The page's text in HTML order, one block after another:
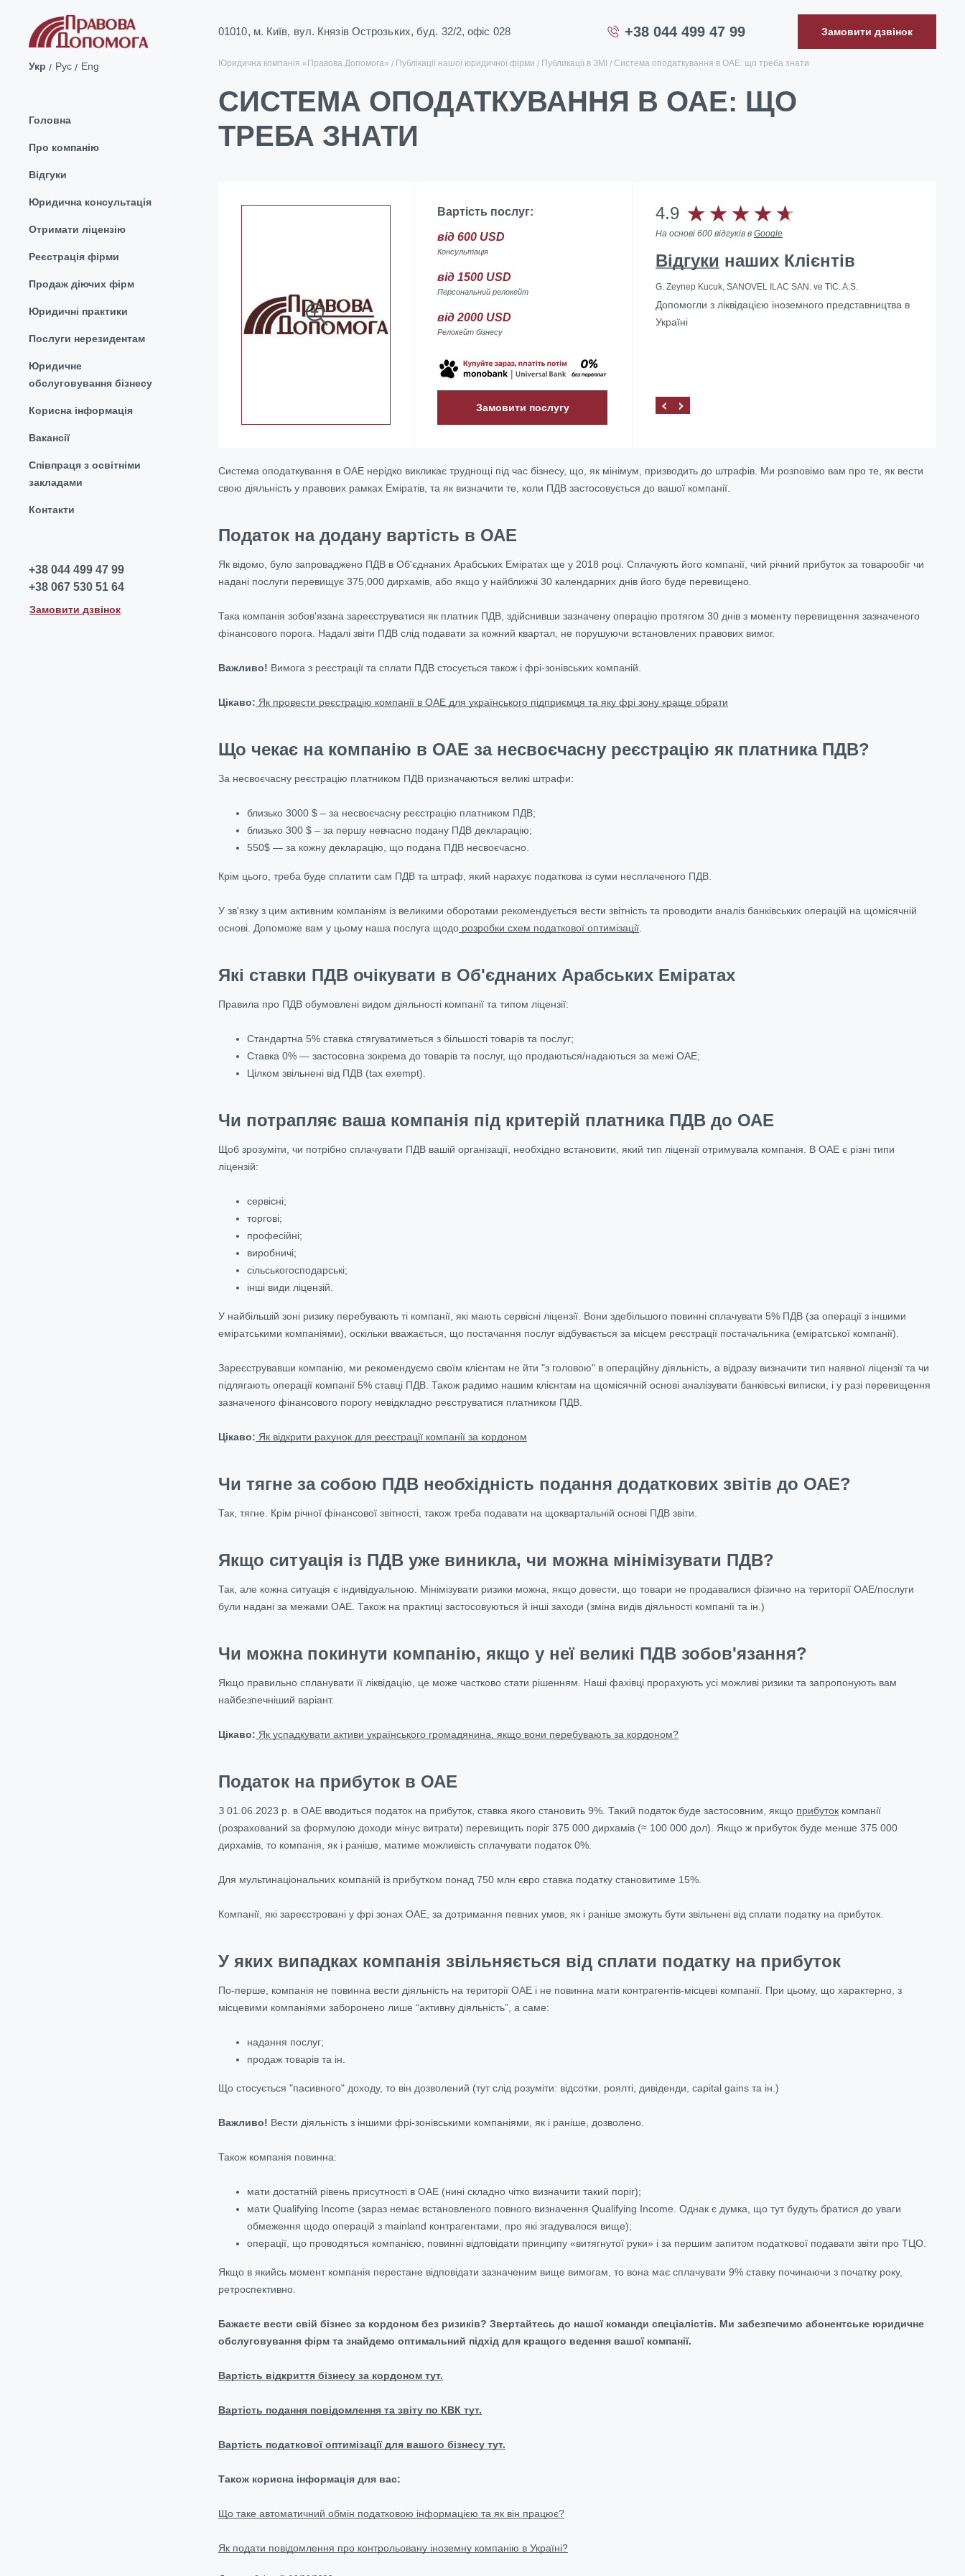
01010, м. Київ, вул. Князів Острозьких, буд. 32/2, офіс 028 +38 044 499 47 99 Замовити дзвінок
Укр Рус Eng
Головна
Про компанію
Відгуки
Юридична консультація
Отримати ліцензію
Реєстрація фірми
Продаж діючих фірм
Юридичні практики
Послуги нерезидентам
Юридичне
обслуговування бізнесу
Корисна інформація
Вакансії
Співпраця з освітніми
закладами
Контакти
+38 044 499 47 99
+38 067 530 51 64
Замовити дзвінок
Юридична компанія «Правова Допомога» Публікації нашої юридичної фірми Публикації в ЗМІ Система оподаткування в ОАЕ: що треба знати
СИСТЕМА ОПОДАТКУВАННЯ В ОАЕ: ЩО
ТРЕБА ЗНАТИ
Вартість послуг:
від 600 USD
Консультація
від 1500 USD
Персональний релокейт
від 2000 USD
Релокейт бізнесу
Замовити послугу
4.9
На основі 600 відгуків в Google
Відгуки наших Клієнтів
G. Zeynep Kucuk, SANOVEL ILAC SAN. ve TIC. A.S.
Допомогли з ліквідацією іноземного представництва в
Україні
Система оподаткування в ОАЕ нерідко викликає труднощі під час бізнесу, що, як мінімум, призводить до штрафів. Ми розповімо вам про те, як вести
свою діяльність у правових рамках Еміратів, та як визначити те, коли ПДВ застосовується до вашої компанії.
Податок на додану вартість в ОАЕ
Як відомо, було запроваджено ПДВ в Об'єднаних Арабських Еміратах ще у 2018 році. Сплачують його компанії, чий річний прибуток за товарообіг чи
надані послуги перевищує 375,000 дирхамів, або якщо у найближчі 30 календарних днів його буде перевищено.
Така компанія зобов'язана зареєструватися як платник ПДВ, здійснивши зазначену операцію протягом 30 днів з моменту перевищення зазначеного
фінансового порога. Надалі звіти ПДВ слід подавати за кожний квартал, не порушуючи встановлених правових вимог.
Важливо! Вимога з реєстрації та сплати ПДВ стосується також і фрі-зонівських компаній.
Цікаво: Як провести реєстрацію компанії в ОАЕ для українського підприємця та яку фрі зону краще обрати
Що чекає на компанію в ОАЕ за несвоєчасну реєстрацію як платника ПДВ?
За несвоєчасну реєстрацію платником ПДВ призначаються великі штрафи:
близько 3000 $ – за несвоєчасну реєстрацію платником ПДВ;
близько 300 $ – за першу невчасно подану ПДВ декларацію;
550$ — за кожну декларацію, що подана ПДВ несвоєчасно.
Крім цього, треба буде сплатити сам ПДВ та штраф, який нарахує податкова із суми несплаченого ПДВ.
У зв'язку з цим активним компаніям із великими оборотами рекомендується вести звітність та проводити аналіз банківських операцій на щомісячній
основі. Допоможе вам у цьому наша послуга щодо розробки схем податкової оптимізації
Які ставки ПДВ очікувати в Об'єднаних Арабських Еміратах
Правила про ПДВ обумовлені видом діяльності компанії та типом ліцензії:
Стандартна 5% ставка стягуватиметься з більшості товарів та послуг;
Ставка 0% — застосовна зокрема до товарів та послуг, що продаються/надаються за межі ОАЕ;
Цілком звільнені від ПДВ (tax exempt).
Чи потрапляє ваша компанія під критерій платника ПДВ до ОАЕ
Щоб зрозуміти, чи потрібно сплачувати ПДВ вашій організації, необхідно встановити, який тип ліцензії отримувала компанія. В ОАЕ є різні типи
ліцензій:
сервісні;
торгові;
професійні;
виробничі;
сільськогосподарські;
інші види ліцензій.
У найбільшій зоні ризику перебувають ті компанії, які мають сервісні ліцензії. Вони здебільшого повинні сплачувати 5% ПДВ (за операції з іншими
еміратськими компаніями), оскільки вважається, що постачання послуг відбувається за місцем реєстрації постачальника (еміратської компанії).
Зареєструвавши компанію, ми рекомендуємо своїм клієнтам не йти "з головою" в операційну діяльність, а відразу визначити тип наявної ліцензії та чи
підлягають операції компанії 5% ставці ПДВ. Також радимо нашим клієнтам на щомісячній основі аналізувати банківські виписки, і у разі перевищення
зазначеного фінансового порогу невідкладно реєструватися платником ПДВ.
Цікаво: Як відкрити рахунок для реєстрації компанії за кордоном
Чи тягне за собою ПДВ необхідність подання додаткових звітів до ОАЕ?
Так, тягне. Крім річної фінансової звітності, також треба подавати на щоквартальній основі ПДВ звіти.
Якщо ситуація із ПДВ уже виникла, чи можна мінімізувати ПДВ?
Так, але кожна ситуація є індивідуальною. Мінімізувати ризики можна, якщо довести, що товари не продавалися фізично на території ОАЕ/послуги
були надані за межами ОАЕ. Також на практиці застосовуються й інші заходи (зміна видів діяльності компанії та ін.)
Чи можна покинути компанію, якщо у неї великі ПДВ зобов'язання?
Якщо правильно спланувати її ліквідацію, це може частково стати рішенням. Наші фахівці прорахують усі можливі ризики та запропонують вам
найбезпечніший варіант.
Цікаво: Як успадкувати активи українського громадянина, якщо вони перебувають за кордоном?
Податок на прибуток в ОАЕ
З 01.06.2023 р. в ОАЕ вводиться податок на прибуток, ставка якого становить 9%. Такий податок буде застосовним, якщо прибуток компанії
(розрахований за формулою доходи мінус витрати) перевищить поріг 375 000 дирхамів (≈ 100 000 дол). Якщо ж прибуток буде менше 375 000
дирхамів, то компанія, як і раніше, матиме можливість сплачувати податок 0%.
Для мультинаціональних компаній із прибутком понад 750 млн євро ставка податку становитиме 15%.
Компанії, які зареєстровані у фрі зонах ОАЕ, за дотримання певних умов, як і раніше зможуть бути звільнені від сплати податку на прибуток.
У яких випадках компанія звільняється від сплати податку на прибуток
По-перше, компанія не повинна вести діяльність на території ОАЕ і не повинна мати контрагентів-місцеві компанії. При цьому, що характерно, з
місцевими компаніями заборонено лише “активну діяльність”, а саме:
надання послуг;
продаж товарів та ін.
Що стосується "пасивного" доходу, то він дозволений (тут слід розуміти: відсотки, роялті, дивіденди, capital gains та ін.)
Важливо! Вести діяльність з іншими фрі-зонівськими компаніями, як і раніше, дозволено.
Також компанія повинна:
мати достатній рівень присутності в ОАЕ (нині складно чітко визначити такий поріг);
мати Qualifying Income (зараз немає встановленого повного визначення Qualifying Income. Однак є думка, що тут будуть братися до уваги
обмеження щодо операцій з mainland контрагентами, про які згадувалося вище);
операції, що проводяться компанією, повинні відповідати принципу «витягнутої руки» і за першим запитом податкової подавати звіти про ТЦО.
Якщо в якийсь момент компанія перестане відповідати зазначеним вище вимогам, то вона має сплачувати 9% ставку починаючи з початку року,
ретроспективно.
Бажаєте вести свій бізнес за кордоном без ризиків? Звертайтесь до нашої команди спеціалістів. Ми забезпечимо абонентське юридичне
обслуговування фірм та знайдемо оптимальний підхід для кращого ведення вашої компанії.
Вартість відкриття бізнесу за кордоном тут.
Вартість подання повідомлення та звіту по КВК тут.
Вартість податкової оптимізації для вашого бізнесу тут.
Також корисна інформація для вас:
Що таке автоматичний обмін податковою інформацією та як він працює?
Як подати повідомлення про контрольовану іноземну компанію в Україні?